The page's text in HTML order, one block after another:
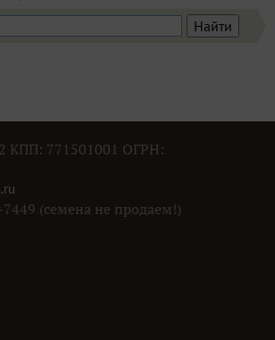
КПП: 771501001 ОГРН:
(семена не продаем!)